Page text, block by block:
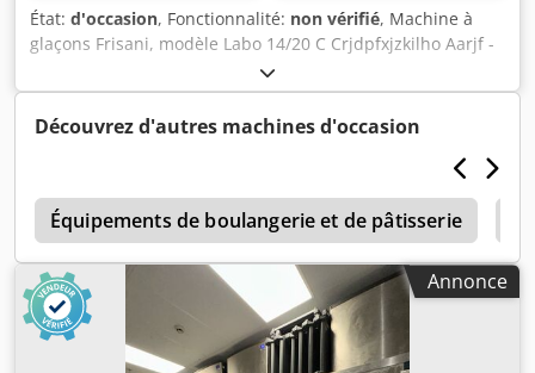
État: d'occasion, Fonctionnalité: non vérifié, Machine à
glaçons Frisani, modèle Labo 14/20 C Crjdpfxjzkilho Aarjf -
Capacité maximale par cycle : jusqu'à 4,5 litres -
Alimentation électrique : 380 volts
Découvrez d'autres machines d'occasion
Équipements de boulangerie et de pâtisserie
Annonce